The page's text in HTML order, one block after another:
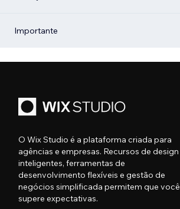
Importante
O Wix Studio é a plataforma criada para
agências e empresas. Recursos de design
inteligentes, ferramentas de
desenvolvimento flexíveis e gestão de
negócios simplificada permitem que você
supere expectativas.